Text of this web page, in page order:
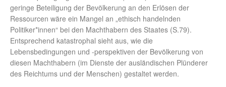
geringe Beteiligung der Bevölkerung an den Erlösen der
Ressourcen wäre ein Mangel an „ethisch handelnden
Politiker*innen“ bei den Machthabern des Staates (S.79).
Entsprechend katastrophal sieht aus, wie die
Lebensbedingungen und -perspektiven der Bevölkerung von
diesen Machthabern (im Dienste der ausländischen Plünderer
des Reichtums und der Menschen) gestaltet werden.